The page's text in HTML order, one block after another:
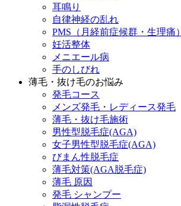
耳鳴り
自律神経の乱れ
PMS（月経前症候群・生理痛）
妊活整体
メニエール病
手のしびれ
薄毛・抜け毛のお悩み
発毛コース
メンズ発毛・レディース発毛
薄毛・抜け毛施術
男性型脱毛症(AGA)
女子男性型脱毛症(AGA)
びまん性脱毛症
薄毛対策(AGA脱毛症)
薄毛 原因
発毛 シャンプー